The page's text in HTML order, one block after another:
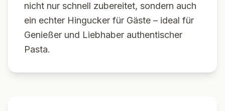
nicht nur schnell zubereitet, sondern auch
ein echter Hingucker für Gäste – ideal für
Genießer und Liebhaber authentischer
Pasta.